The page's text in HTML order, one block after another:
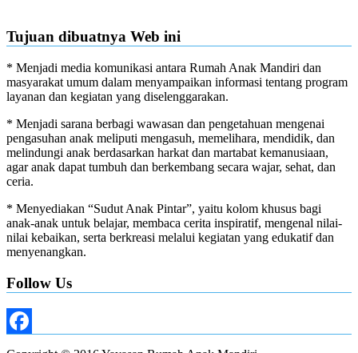
Tujuan dibuatnya Web ini
* Menjadi media komunikasi antara Rumah Anak Mandiri dan
masyarakat umum dalam menyampaikan informasi tentang program
layanan dan kegiatan yang diselenggarakan.
* Menjadi sarana berbagi wawasan dan pengetahuan mengenai
pengasuhan anak meliputi mengasuh, memelihara, mendidik, dan
melindungi anak berdasarkan harkat dan martabat kemanusiaan,
agar anak dapat tumbuh dan berkembang secara wajar, sehat, dan
ceria.
* Menyediakan “Sudut Anak Pintar”, yaitu kolom khusus bagi
anak-anak untuk belajar, membaca cerita inspiratif, mengenal nilai-
nilai kebaikan, serta berkreasi melalui kegiatan yang edukatif dan
menyenangkan.
Follow Us